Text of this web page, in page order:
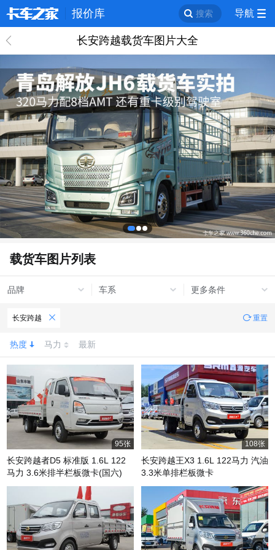
报价库 搜索 导航
回 长安跨越载货车图片大全
载货车图片列表
品牌 车系 更多条件
长安跨越 重置
热度 马力 最新
95张
长安跨越者D5 标准版 1.6L 122
马力 3.6米排半栏板微卡(国六)
108张
长安跨越王X3 1.6L 122马力 汽油
3.3米单排栏板微卡